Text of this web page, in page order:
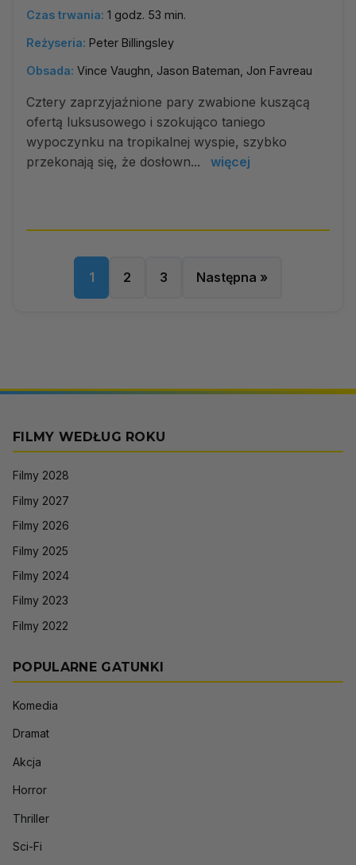
Czas trwania: 1 godz. 53 min.
Reżyseria: Peter Billingsley
Obsada: Vince Vaughn, Jason Bateman, Jon Favreau
Cztery zaprzyjaźnione pary zwabione kuszącą
ofertą luksusowego i szokująco taniego
wypoczynku na tropikalnej wyspie, szybko
przekonają się, że dosłown...
więcej
1 2 3 Następna »
FILMY WEDŁUG ROKU
Filmy 2028
Filmy 2027
Filmy 2026
Filmy 2025
Filmy 2024
Filmy 2023
Filmy 2022
POPULARNE GATUNKI
Komedia
Dramat
Akcja
Horror
Thriller
Sci-Fi